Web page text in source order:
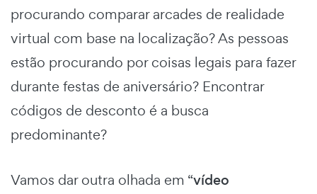
procurando comparar arcades de realidade
virtual com base na localização? As pessoas
estão procurando por coisas legais para fazer
durante festas de aniversário? Encontrar
códigos de desconto é a busca
predominante?
Vamos dar outra olhada em “vídeo